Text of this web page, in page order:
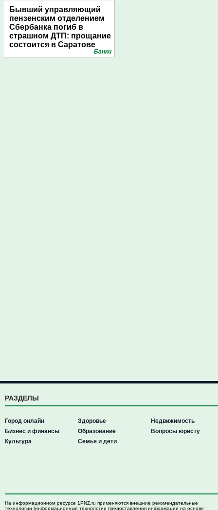
Бывший управляющий
пензенским отделением
Сбербанка погиб в
страшном ДТП: прощание
состоится в Саратове
Банки
РАЗДЕЛЫ
Город онлайн
Бизнес и финансы
Культура
Здоровье
Образование
Семья и дети
Недвижимость
Вопросы юристу
На информационном ресурсе 1PNZ.ru применяются внешние рекомендательные
технологии (информационные технологии предоставления информации на основе